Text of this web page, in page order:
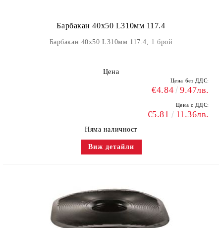
Барбакан 40х50 L310мм 117.4
Барбакан 40х50 L310мм 117.4, 1 брой
Цена
Цена без ДДС:
€4.84 9.47лв.
Цена с ДДС:
€5.81 11.36лв.
Няма наличност
Виж детайли